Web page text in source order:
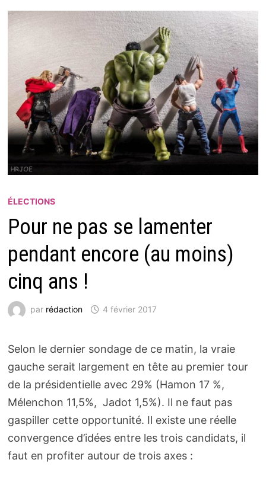
ÉLECTIONS
Pour ne pas se lamenter
pendant encore (au moins)
cinq ans !
par rédaction 4 février 2017
Selon le dernier sondage de ce matin, la vraie
gauche serait largement en tête au premier tour
de la présidentielle avec 29% (Hamon 17 %,
Mélenchon 11,5%, Jadot 1,5%). Il ne faut pas
gaspiller cette opportunité. Il existe une réelle
convergence d’idées entre les trois candidats, il
faut en profiter autour de trois axes :